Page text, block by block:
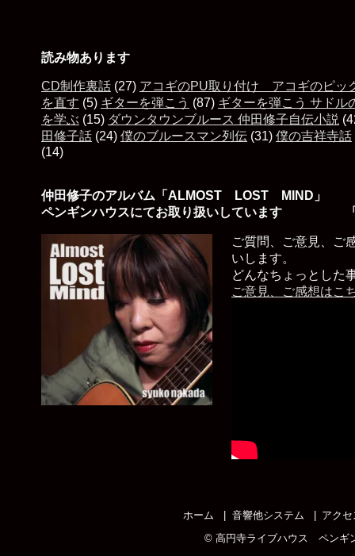
読み物あります
CD制作裏話 (27) アコギのPU取り付け アコギのピッ
を直す (5) ギターを弾こう (87) ギターを弾こう サドル
を学ぶ (15) ダウンタウンブルース 仲田修子自伝小説
田修子話 (24) 僕のブルースマン列伝 (31) 僕の吉祥寺話
(14)
仲田修子のアルバム「ALMOST LOST MIND」
ペンギンハウスにてお取り扱いしています 「
ご質問、ご意見、ご
いします。
どんなちょっとした
ご意見、ご感想はこ
ホーム 音響他システム
アクセ
© 高円寺ライブハウス ペンギ